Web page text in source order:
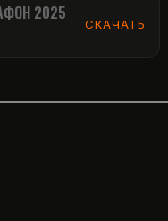
2025
СКАЧАТЬ